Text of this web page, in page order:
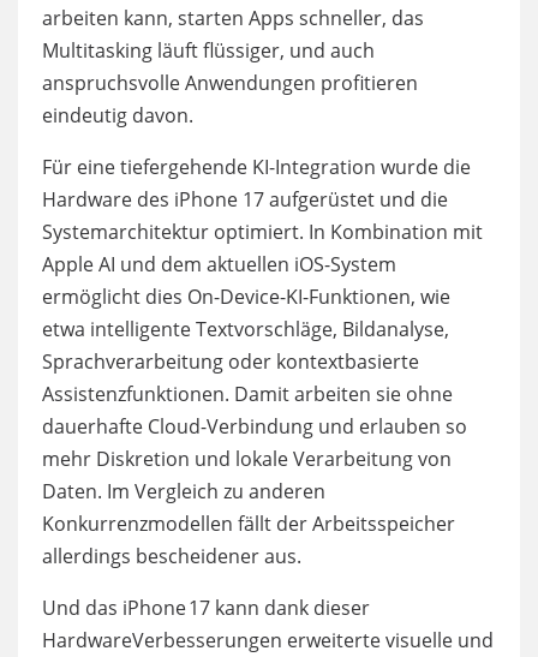
arbeiten kann, starten Apps schneller, das
Multitasking läuft flüssiger, und auch
anspruchsvolle Anwendungen profitieren
eindeutig davon.
Für eine tiefergehende KI-Integration wurde die
Hardware des iPhone 17 aufgerüstet und die
Systemarchitektur optimiert. In Kombination mit
Apple AI und dem aktuellen iOS-System
ermöglicht dies On-Device-KI-Funktionen, wie
etwa intelligente Textvorschläge, Bildanalyse,
Sprachverarbeitung oder kontextbasierte
Assistenzfunktionen. Damit arbeiten sie ohne
dauerhafte Cloud-Verbindung und erlauben so
mehr Diskretion und lokale Verarbeitung von
Daten. Im Vergleich zu anderen
Konkurrenzmodellen fällt der Arbeitsspeicher
allerdings bescheidener aus.
Und das iPhone 17 kann dank dieser
HardwareVerbesserungen erweiterte visuelle und